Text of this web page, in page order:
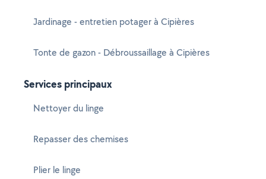
Jardinage - entretien potager à Cipières
Tonte de gazon - Débroussaillage à Cipières
Services principaux
Nettoyer du linge
Repasser des chemises
Plier le linge